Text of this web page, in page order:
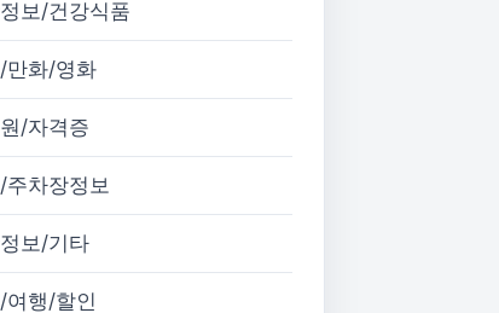
보/건강식품
만화/영화
/자격증
주차장정보
보/기타
여행/할인